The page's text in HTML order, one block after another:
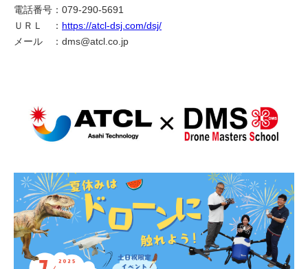
電話番号：079-290-5691
ＵＲＬ ： https://atcl-dsj.com/dsj/
メール ：dms@atcl.co.jp